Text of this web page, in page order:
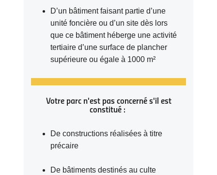
D’un bâtiment faisant partie d’une
unité foncière ou d’un site dès lors
que ce bâtiment héberge une activité
tertiaire d’une surface de plancher
supérieure ou égale à 1000 m²
Votre parc n'est pas concerné s'il est
constitué :
De constructions réalisées à titre
précaire
De bâtiments destinés au culte